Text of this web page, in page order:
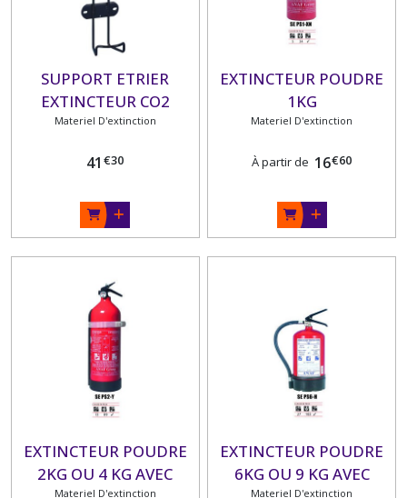
SUPPORT ETRIER
EXTINCTEUR CO2
Materiel D'extinction
41 €30
EXTINCTEUR POUDRE
1KG
Materiel D'extinction
À partir de 16€60
EXTINCTEUR POUDRE
2KG OU 4 KG AVEC
Materiel D'extinction
EXTINCTEUR POUDRE
6KG OU 9 KG AVEC
Materiel D'extinction